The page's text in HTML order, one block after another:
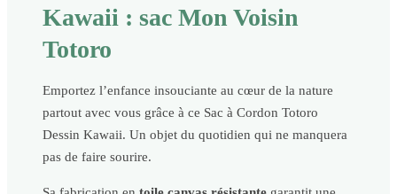
Kawaii : sac Mon Voisin
Totoro
Emportez l’enfance insouciante au cœur de la nature
partout avec vous grâce à ce Sac à Cordon Totoro
Dessin Kawaii. Un objet du quotidien qui ne manquera
pas de faire sourire.